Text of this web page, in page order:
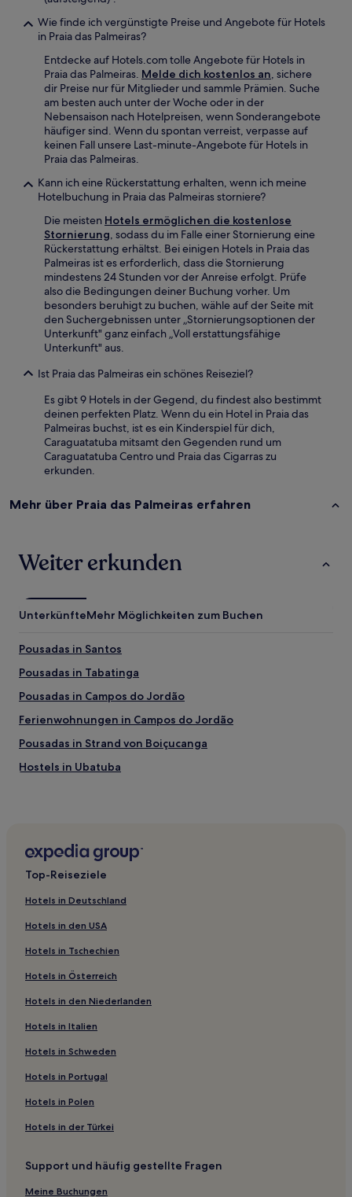
Wie finde ich vergünstigte Preise und Angebote für Hotels
in Praia das Palmeiras?
Entdecke auf Hotels.com tolle Angebote für Hotels in
Praia das Palmeiras. Melde dich kostenlos an, sichere
dir Preise nur für Mitglieder und sammle Prämien. Suche
am besten auch unter der Woche oder in der
Nebensaison nach Hotelpreisen, wenn Sonderangebote
häufiger sind. Wenn du spontan verreist, verpasse auf
keinen Fall unsere Last-minute-Angebote für Hotels in
Praia das Palmeiras.
Kann ich eine Rückerstattung erhalten, wenn ich meine
Hotelbuchung in Praia das Palmeiras storniere?
Die meisten Hotels ermöglichen die kostenlose
Stornierung, sodass du im Falle einer Stornierung eine
Rückerstattung erhältst. Bei einigen Hotels in Praia das
Palmeiras ist es erforderlich, dass die Stornierung
mindestens 24 Stunden vor der Anreise erfolgt. Prüfe
also die Bedingungen deiner Buchung vorher. Um
besonders beruhigt zu buchen, wähle auf der Seite mit
den Suchergebnissen unter „Stornierungsoptionen der
Unterkunft" ganz einfach „Voll erstattungsfähige
Unterkunft" aus.
Ist Praia das Palmeiras ein schönes Reiseziel?
Es gibt 9 Hotels in der Gegend, du findest also bestimmt
deinen perfekten Platz. Wenn du ein Hotel in Praia das
Palmeiras buchst, ist es ein Kinderspiel für dich,
Caraguatatuba mitsamt den Gegenden rund um
Caraguatatuba Centro und Praia das Cigarras zu
erkunden.
Mehr über Praia das Palmeiras erfahren
Weiter erkunden
UnterkünfteMehr Möglichkeiten zum Buchen
Pousadas in Santos
Pousadas in Tabatinga
Pousadas in Campos do Jordão
Ferienwohnungen in Campos do Jordão
Pousadas in Strand von Boiçucanga
Hostels in Ubatuba
Pousadas in Lagoinha
Ferienwohnungen in Caraguatatuba
Hostels in Caraguatatuba
Pousadas in Taubate
Pousadas in Praia do Mar Casado
Gasthöfe in Enseada
Hostels in São Sebastião
Pousadas in Toninhas
Pousadas in Maranduba
Pousadas in Santo Antônio do Pinhal
Pousadas in Bertioga
Hotels mit Parkplatz in Tabatinga
Haustierfreundliche in Santos
Luxus in Santos
Top-Reiseziele
Hotels in Deutschland
Hotels in den USA
Hotels in Tschechien
Hotels in Österreich
Hotels in den Niederlanden
Hotels in Italien
Hotels in Schweden
Hotels in Portugal
Hotels in Polen
Hotels in der Türkei
Support und häufig gestellte Fragen
Meine Buchungen